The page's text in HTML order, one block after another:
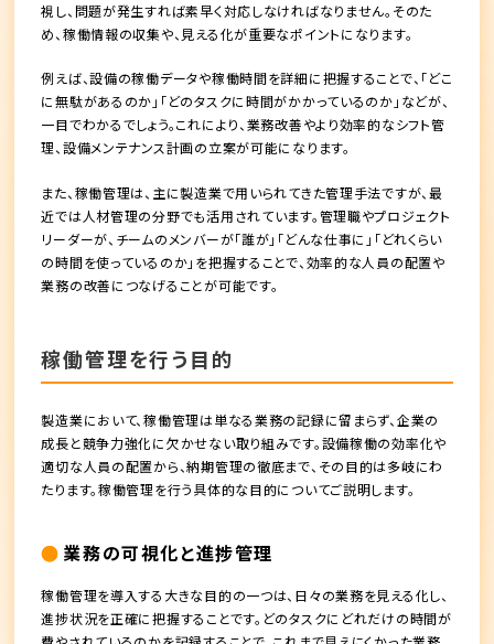
視し、問題が発生すれば素早く対応しなければなりません。そのた
め、稼働情報の収集や、見える化が重要なポイントになります。
例えば、設備の稼働データや稼働時間を詳細に把握することで、「どこ
に無駄があるのか」「どのタスクに時間がかかっているのか」などが、
一目でわかるでしょう。これにより、業務改善やより効率的なシフト管
理、設備メンテナンス計画の立案が可能になります。
また、稼働管理は、主に製造業で用いられてきた管理手法ですが、最
近では人材管理の分野でも活用されています。管理職やプロジェクト
リーダーが、チームのメンバーが「誰が」「どんな仕事に」「どれくらい
の時間を使っているのか」を把握することで、効率的な人員の配置や
業務の改善につなげることが可能です。
稼働管理を行う目的
製造業において、稼働管理は単なる業務の記録に留まらず、企業の
成長と競争力強化に欠かせない取り組みです。設備稼働の効率化や
適切な人員の配置から、納期管理の徹底まで、その目的は多岐にわ
たります。稼働管理を行う具体的な目的についてご説明します。
業務の可視化と進捗管理
稼働管理を導入する大きな目的の一つは、日々の業務を見える化し、
進捗状況を正確に把握することです。どのタスクにどれだけの時間が